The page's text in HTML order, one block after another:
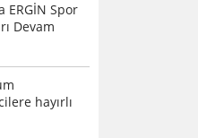
ERGİN Spor
Devam
hayırlı